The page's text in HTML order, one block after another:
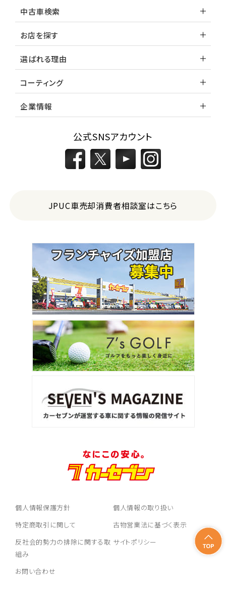
中古車検索
お店を探す
選ばれる理由
コーティング
企業情報
公式SNSアカウント
JPUC車売却消費者相談室はこちら
個人情報保護方針
個人情報の取り扱い
特定商取引に関して
古物営業法に基づく表示
反社会的勢力の排除に関する取
組み
サイトポリシー
お問い合わせ